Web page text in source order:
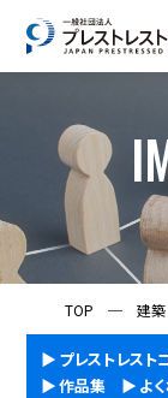
TOP ─ 建築
プレストレスト
作品集
よ